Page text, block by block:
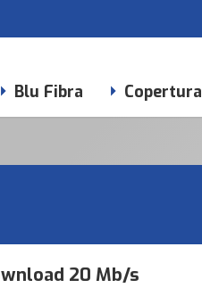
Blu Fibra Copertura
20 Mb/s